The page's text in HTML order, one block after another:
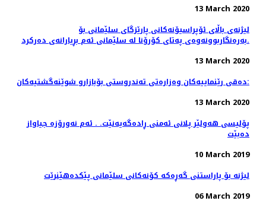
13 March 2020
لیژنەی باڵای ئۆپراسیۆنەكانی پارێزگای سلێمانی بۆ
بەرەنگاربوونەوەی پەتای كۆرۆنا لە سلێمانی ئەم بڕیارانەی دەرکرد.
13 March 2020
دەقی رێنماییەكان وەزارەتی تەندروستی بۆبازارو شوێنەگشتیەکان:
13 March 2020
پۆلیسی هەولێر پلانی ئەمنی ڕادەگەیەنێت. . ئەم نەورۆزە جیاواز
دەبێت
10 March 2019
لیژنە بۆ پاراستنی گەڕەكە كۆنەكانی سلێمانی پێكدەهێنرێت
06 March 2019